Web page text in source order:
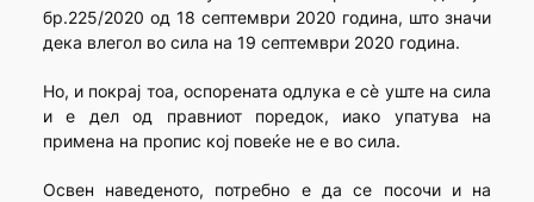
бр.225/2020 од 18 септември 2020 година, што значи
дека влегол во сила на 19 септември 2020 година.
Но, и покрај тоа, оспорената одлука е сѐ уште на сила
и е дел од правниот поредок, иако упатува на
примена на пропис кој повеќе не е во сила.
Освен наведеното, потребно е да се посочи и на